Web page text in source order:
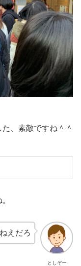
た、素敵ですね＾＾
としぞー
えだろ